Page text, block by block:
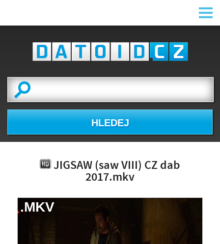
HLEDEJ
JIGSAW (saw VIII) CZ dab
2017.mkv
NÁHLED VIDEA
NENÍ K DISPOZICI
.MKV